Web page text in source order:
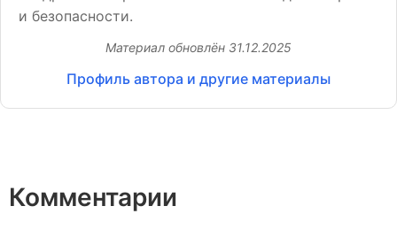
и безопасности.
Материал обновлён 31.12.2025
Профиль автора и другие материалы
Комментарии